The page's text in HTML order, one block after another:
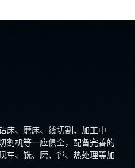
床、磨床、线切割、加工中
割机等一应俱全，配备完善的
车、铣、磨、镗、热处理等加